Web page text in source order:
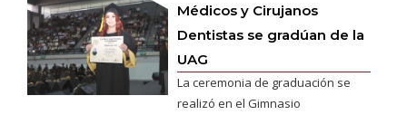
Médicos y Cirujanos
Dentistas se gradúan de la
UAG
La ceremonia de graduación se
realizó en el Gimnasio